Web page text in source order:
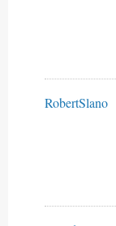
RobertSlano